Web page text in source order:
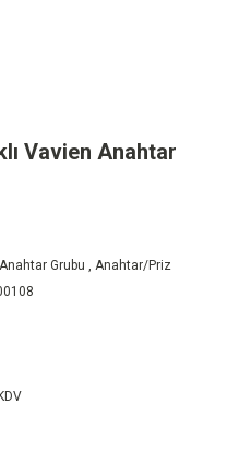
Vavien Anahtar
Anahtar Grubu ,Anahtar/Priz